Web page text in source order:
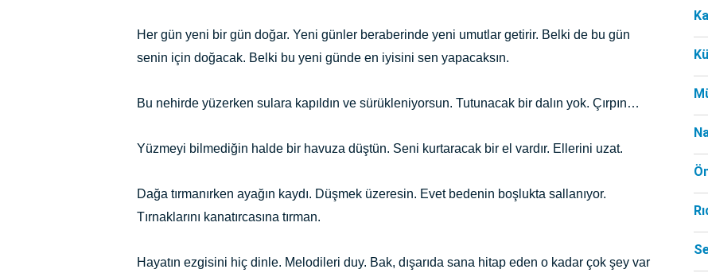
Her gün yeni bir gün doğar. Yeni günler beraberinde yeni umutlar getirir. Belki de bu gün
senin için doğacak. Belki bu yeni günde en iyisini sen yapacaksın.
Bu nehirde yüzerken sulara kapıldın ve sürükleniyorsun. Tutunacak bir dalın yok. Çırpın…
Yüzmeyi bilmediğin halde bir havuza düştün. Seni kurtaracak bir el vardır. Ellerini uzat.
Dağa tırmanırken ayağın kaydı. Düşmek üzeresin. Evet bedenin boşlukta sallanıyor.
Tırnaklarını kanatırcasına tırman.
Hayatın ezgisini hiç dinle. Melodileri duy. Bak, dışarıda sana hitap eden o kadar çok şey var